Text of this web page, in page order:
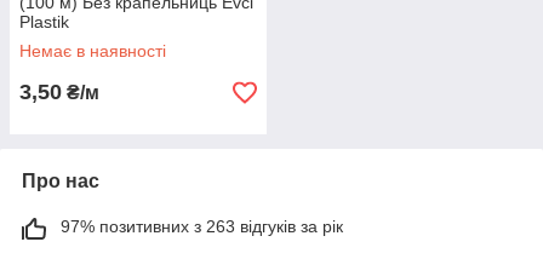
Plastik
Немає в наявності
3,50 ₴/м
Про нас
97% позитивних з 263 відгуків за рік